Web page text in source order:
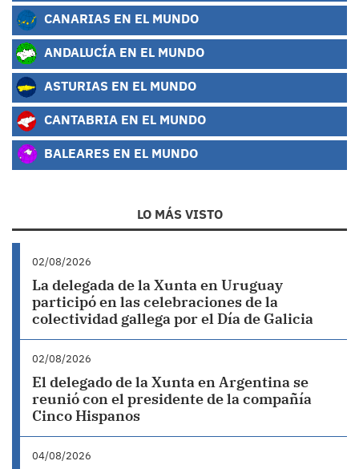
CANARIAS EN EL MUNDO
ANDALUCÍA EN EL MUNDO
ASTURIAS EN EL MUNDO
CANTABRIA EN EL MUNDO
BALEARES EN EL MUNDO
LO MÁS VISTO
02/08/2026
La delegada de la Xunta en Uruguay
participó en las celebraciones de la
colectividad gallega por el Día de Galicia
02/08/2026
El delegado de la Xunta en Argentina se
reunió con el presidente de la compañía
Cinco Hispanos
04/08/2026